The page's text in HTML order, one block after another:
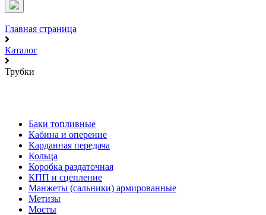
Главная страница
Каталог
Трубки
Баки топливные
Кабина и оперение
Карданная передача
Кольца
Коробка раздаточная
КПП и сцепление
Манжеты (сальники) армированные
Метизы
Мосты